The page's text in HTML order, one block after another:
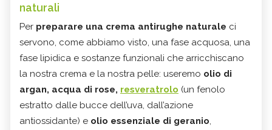
naturali
Per preparare una crema antirughe naturale ci
servono, come abbiamo visto, una fase acquosa, una
fase lipidica e sostanze funzionali che arricchiscano
la nostra crema e la nostra pelle: useremo olio di
argan, acqua di rose, resveratrolo (un fenolo
estratto dalle bucce dell’uva, dall’azione
antiossidante) e olio essenziale di geranio,